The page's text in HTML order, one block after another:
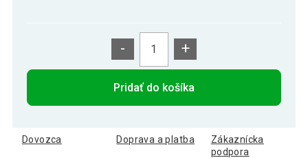
- +
Pridať do košíka
Dovozca Doprava a platba
Zákaznícka
podpora